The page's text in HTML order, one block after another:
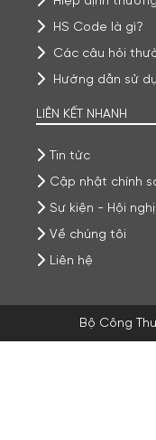
HS Code là gì?
Các câu hỏi
Hướng dẫn sử
LIÊN KẾT NHANH
Tin tức
Cập nhật chính
Sự kiện - Hội nghị
Về chúng tôi
Liên hệ
Bộ Công